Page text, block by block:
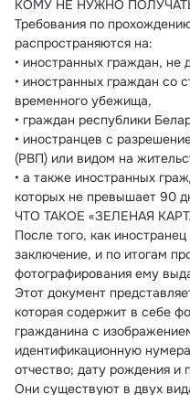
КОМУ НЕ НУЖНО
Требования по
распространяются на:
• иностранных граждан, не
• иностранных граждан со
временного убежища,
• граждан республики
• иностранцев с
(РВП) или видом на
• а также иностранных
которых не превышает 90
ЧТО ТАКОЕ «ЗЕЛЕНАЯ
После того, как
заключение, и по итогам
фотографирования ему
Этот документ
которая содержит в себе
гражданина с
идентификационную
отчество; дату рождения и
Они существуют в двух